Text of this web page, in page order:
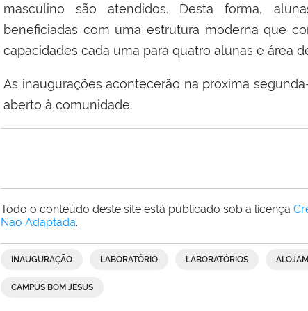
masculino são atendidos. Desta forma,
beneficiadas com uma estrutura moderna que
capacidades cada uma para quatro alunas e área
As inaugurações acontecerão na próxima
aberto à comunidade.
Todo o conteúdo deste site está publicado sob a licença
Não Adaptada.
INAUGURAÇÃO LABORATÓRIO LABORATÓRIOS
CAMPUS BOM JESUS